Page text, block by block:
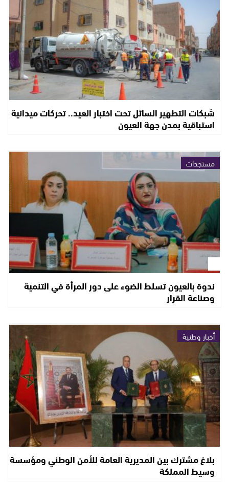
شبكات التطهير السائل تحت اختبار العيد.. تحركات ميدانية
استباقية بمدن جهة العيون
مستجدات
ندوة بالعيون تسلط الضوء على دور المرأة في التنمية
وصناعة القرار
أخبار وطنية
بلاغ مشترك بين المديرية العامة للأمن الوطني ومؤسسة
وسيط المملكة